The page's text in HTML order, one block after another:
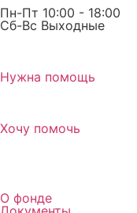
Пн-Пт 10:00 - 18:00
Сб-Вс Выходные
Нужна помощь
Хочу помочь
О фонде